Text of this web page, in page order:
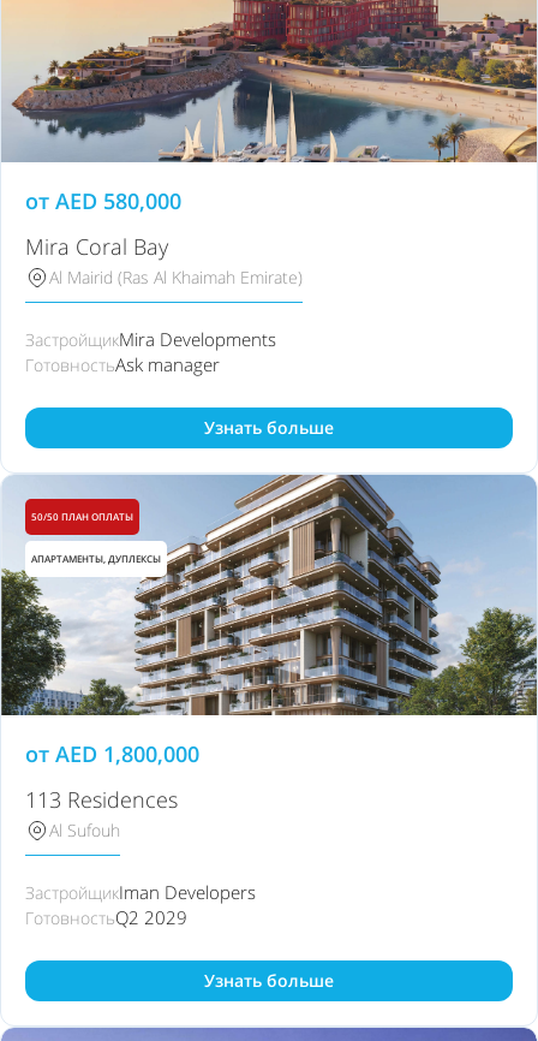
от AED 580,000
Mira Coral Bay
Al Mairid (Ras Al Khaimah Emirate)
ЗастройщикMira Developments
ГотовностьAsk manager
Узнать больше
50/50 ПЛАН ОПЛАТЫ
АПАРТАМЕНТЫ, ДУПЛЕКСЫ
от AED 1,800,000
113 Residences
Al Sufouh
ЗастройщикIman Developers
ГотовностьQ2 2029
Узнать больше